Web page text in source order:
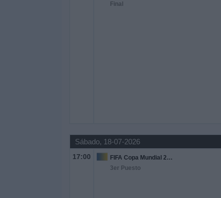
Final
Sábado, 18-07-2026
17:00
FIFA Copa Mundial 2026
3er Puesto